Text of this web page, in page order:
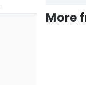
More